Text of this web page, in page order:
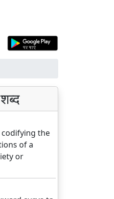
the
of a
or